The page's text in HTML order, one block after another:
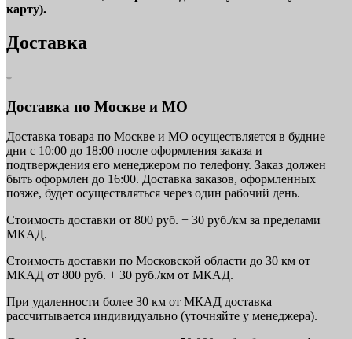
карту).
Доставка
Доставка по Москве и МО
Доставка товара по Москве и МО осуществляется в будние
дни с 10:00 до 18:00 после оформления заказа и
подтверждения его менеджером по телефону. Заказ должен
быть оформлен до 16:00. Доставка заказов, оформленных
позже, будет осуществляться через один рабочий день.
Стоимость доставки от 800 руб. + 30 руб./км за пределами
МКАД.
Стоимость доставки по Московской области до 30 км от
МКАД от 800 руб. + 30 руб./км от МКАД.
При удаленности более 30 км от МКАД доставка
рассчитывается индивидуально (уточняйте у менеджера).